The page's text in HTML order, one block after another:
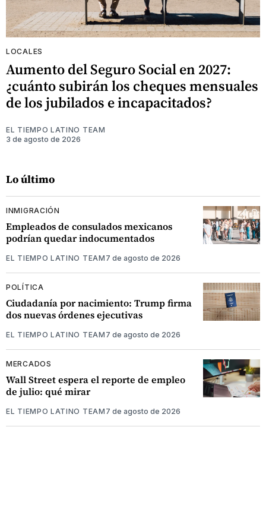
LOCALES
Aumento del Seguro Social en 2027:
¿cuánto subirán los cheques mensuales
de los jubilados e incapacitados?
EL TIEMPO LATINO TEAM
3 de agosto de 2026
Lo último
INMIGRACIÓN
Empleados de consulados mexicanos
podrían quedar indocumentados
EL TIEMPO LATINO TEAM 7 de agosto de 2026
POLÍTICA
Ciudadanía por nacimiento: Trump firma
dos nuevas órdenes ejecutivas
EL TIEMPO LATINO TEAM 7 de agosto de 2026
MERCADOS
Wall Street espera el reporte de empleo
de julio: qué mirar
EL TIEMPO LATINO TEAM 7 de agosto de 2026